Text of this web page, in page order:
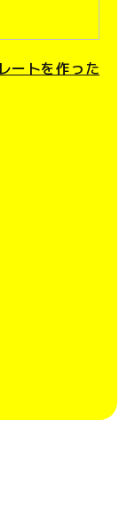
ートを作った